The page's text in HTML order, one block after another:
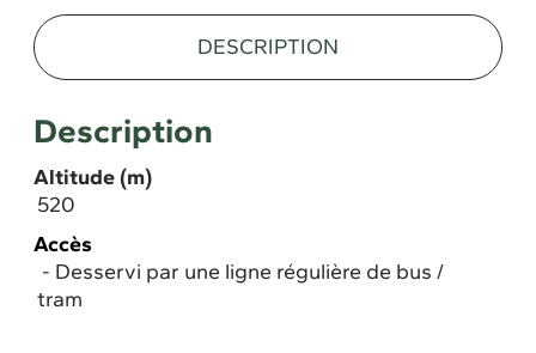
DESCRIPTION
Description
Altitude (m)
520
Accès
Desservi par une ligne régulière de bus /
tram